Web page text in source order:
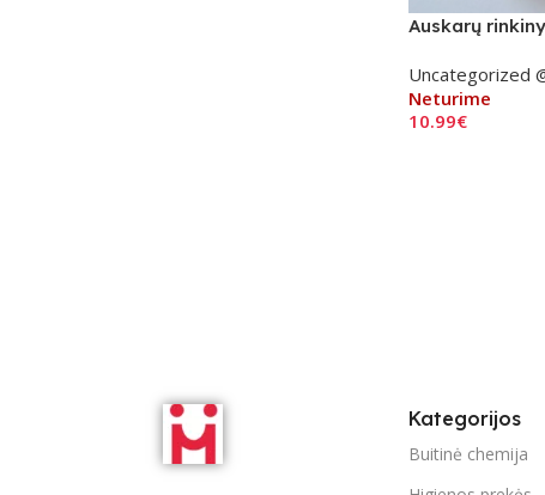
Auskarų
Uncategorized
Neturime
10.99€
Kategorijos
Buitinė chemija